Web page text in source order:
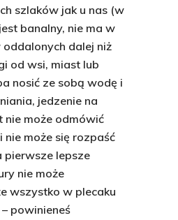
szlaków jak u nas (w
banalny, nie ma w
dalej niż
od wsi, miast lub
nosić ze sobą wodę i
jedzenie na
nie może odmówić
nie może się rozpaść
pierwsze lepsze
nie może
wszystko w plecaku
powinieneś